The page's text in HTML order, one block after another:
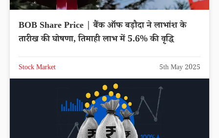
BOB Share Price | बैंक ऑफ बड़ौदा ने लाभांश के
तारीख की घोषणा, तिमाही लाभ में 5.6% की वृद्धि
Stock Market 5th May 2025